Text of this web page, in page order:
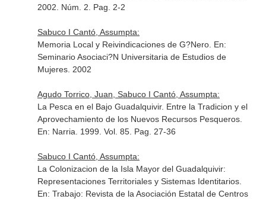
2002. Núm. 2. Pag. 2-2
Sabuco I Cantó, Assumpta:
Memoria Local y Reivindicaciones de G?Nero. En:
Seminario Asociaci?N Universitaria de Estudios de
Mujeres. 2002
Agudo Torrico, Juan, Sabuco I Cantó, Assumpta:
La Pesca en el Bajo Guadalquivir. Entre la Tradicion y el
Aprovechamiento de los Nuevos Recursos Pesqueros.
En: Narria . 1999. Vol. 85. Pag. 27-36
Sabuco I Cantó, Assumpta:
La Colonizacion de la Isla Mayor del Guadalquivir:
Representaciones Territoriales y Sistemas Identitarios.
En: Trabajo: Revista de la Asociación Estatal de Centros